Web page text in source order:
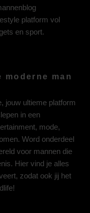
platform vol
en sport.
man
jouw ultieme platform
in een
mode,
Word onderdeel
voor mannen die
Hier vind je alles
zodat ook jij het